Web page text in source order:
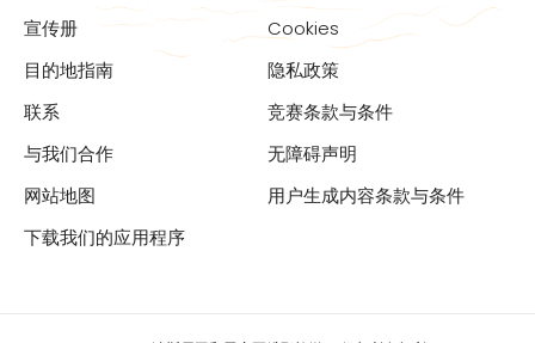
宣传册
目的地指南
联系
与我们合作
网站地图
下载我们的应用程序
Cookies
隐私政策
竞赛条款与条件
无障碍声明
用户生成内容条款与条件